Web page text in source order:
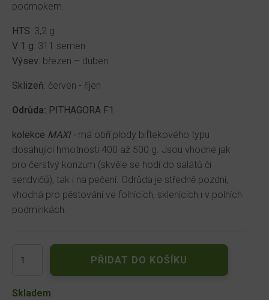
podmokem.
HTS: 3,2 g
V 1 g: 311 semen
Výsev: březen – duben
Sklizeň: červen - říjen
Odrůda: PITHAGORA F1
kolekce MAXI má obří plody biftekového typu
dosahující hmotnosti 400 až 500 g. Jsou vhodné jak
pro čerstvý konzum (skvěle se hodí do salátů či
sendvičů), tak i na pečení. Odrůda je středně pozdní,
vhodná pro pěstování ve folnících, sklenících i v polních
podmínkách.
tyčkové
Pithagora
PŘIDAT DO KOŠÍKU
Skladem